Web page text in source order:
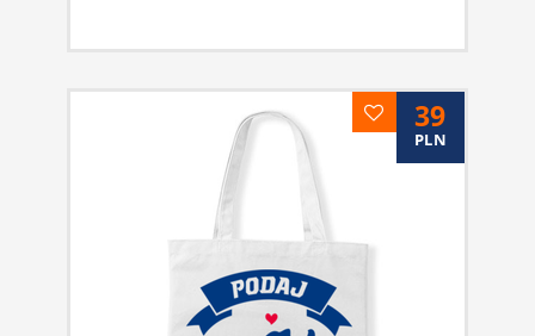
39
PLN